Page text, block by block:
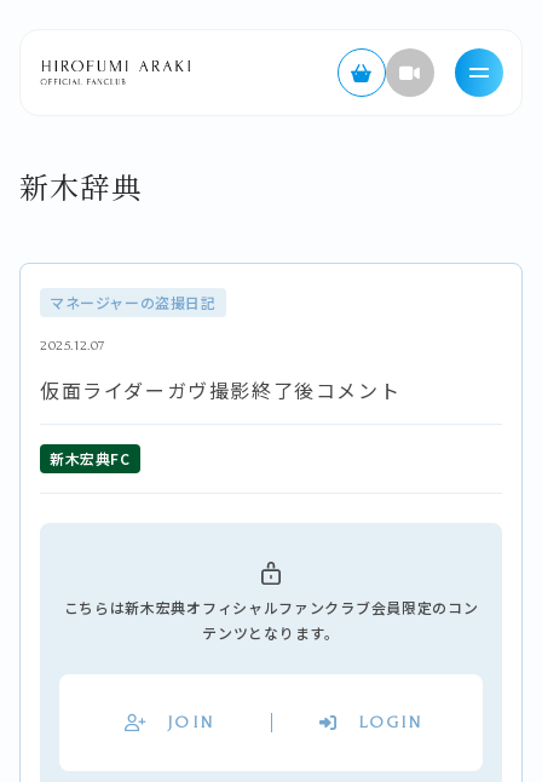
新木辞典
マネージャーの盗撮日記
2025.12.07
仮面ライダーガヴ撮影終了後コメント
新木宏典FC
こちらは新木宏典オフィシャルファンクラブ会員限定のコン
テンツとなります。
JOIN LOGIN